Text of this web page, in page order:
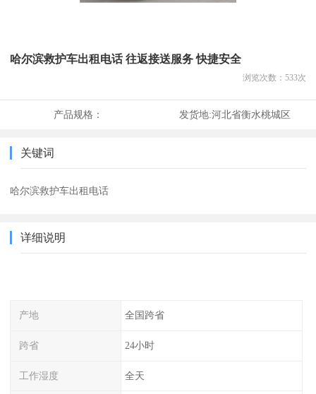
哈尔滨救护车出租电话 往返接送服务 快捷安全
浏览次数： 533次
产品规格： 发货地:河北省衡水桃城区
关键词
哈尔滨救护车出租电话
详细说明
产地 全国跨省
跨省 24小时
工作湿度 全天